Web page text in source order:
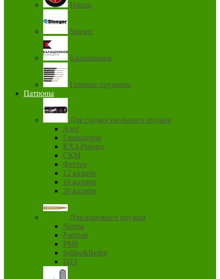
Hatsan
Stoeger
Калашников
Газовые пружины
Патроны
Для гладкоствольного оружия
Азот
Главпатрон
КХЗ-Рекорд
СКМ
Феттер
12 калибр
16 калибр
20 калибр
Для нарезного оружия
Norma
Partizan
PMP
Sellier&Bellot
БПЗ